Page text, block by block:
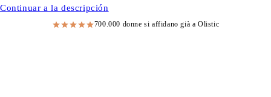
Continuar a la descripción
700.000 donne si affidano già a Olistic